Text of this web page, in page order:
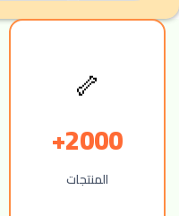
🦴
2000+
المنتجات